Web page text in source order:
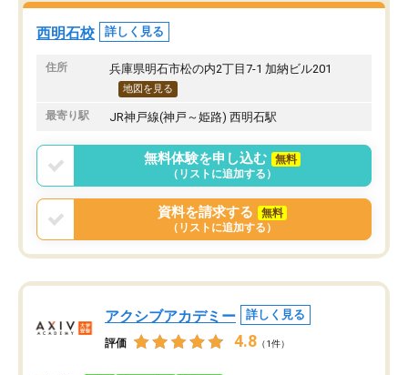
西明石校 詳しく見る
住所 兵庫県明石市松の内2丁目7-1 加納ビル201
地図を見る
最寄り駅 JR神戸線(神戸～姫路) 西明石駅
無料体験を申し込む
無料
（リストに追加する）
資料を請求する
無料
（リストに追加する）
アクシブアカデミー 詳しく見る
評価 4.8 （1件）